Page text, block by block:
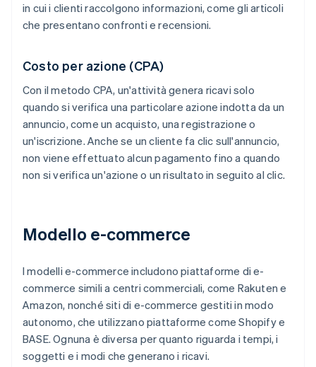
in cui i clienti raccolgono informazioni, come gli articoli
che presentano confronti e recensioni.
Costo per azione (CPA)
Con il metodo CPA, un'attività genera ricavi solo
quando si verifica una particolare azione indotta da un
annuncio, come un acquisto, una registrazione o
un'iscrizione. Anche se un cliente fa clic sull'annuncio,
non viene effettuato alcun pagamento fino a quando
non si verifica un'azione o un risultato in seguito al clic.
Modello e-commerce
I modelli e-commerce includono piattaforme di e-
commerce simili a centri commerciali, come Rakuten e
Amazon, nonché siti di e-commerce gestiti in modo
autonomo, che utilizzano piattaforme come Shopify e
BASE. Ognuna è diversa per quanto riguarda i tempi, i
soggetti e i modi che generano i ricavi.